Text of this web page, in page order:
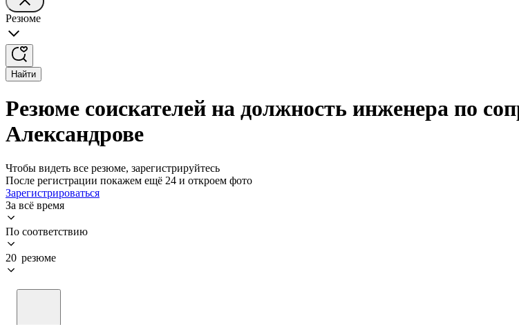
Резюме
Найти
Резюме соискателей на должность инженера по
Александрове
Чтобы видеть все резюме, зарегистрируйтесь
После регистрации покажем ещё 24 и откроем фото
Зарегистрироваться
За всё время
По соответствию
20 резюме